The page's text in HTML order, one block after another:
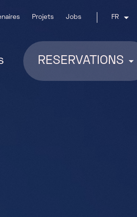
Projets Jobs FR
RESERVATIONS